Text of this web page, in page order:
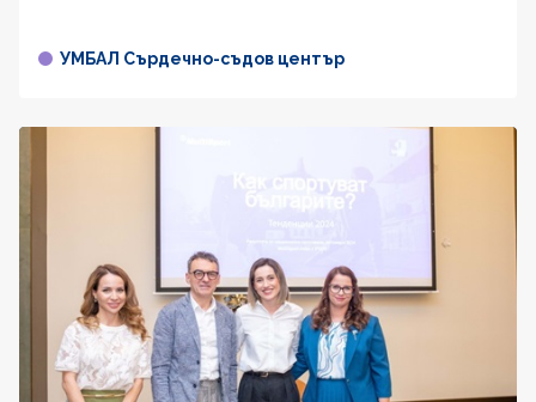
УМБАЛ Сърдечно-съдов център